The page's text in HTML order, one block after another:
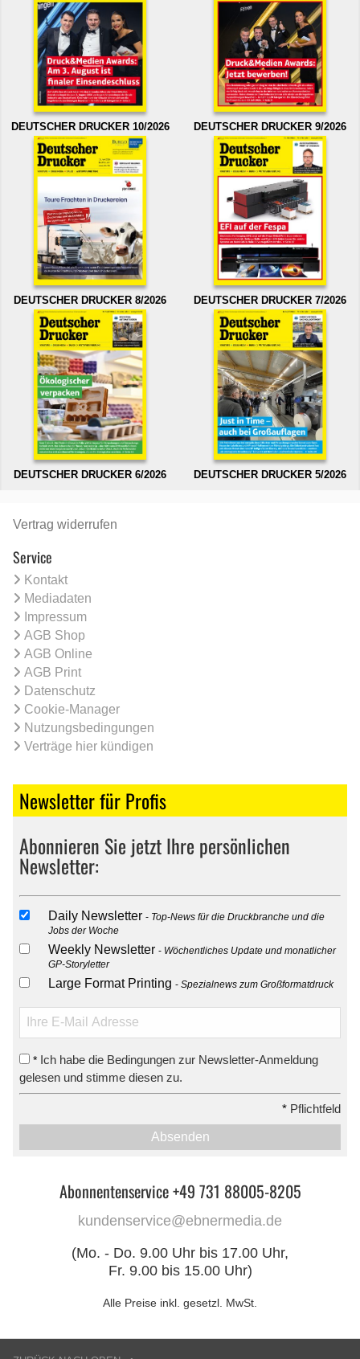
DEUTSCHER DRUCKER 10/2026 DEUTSCHER DRUCKER 9/2026
DEUTSCHER DRUCKER 8/2026 DEUTSCHER DRUCKER 7/2026
DEUTSCHER DRUCKER 6/2026 DEUTSCHER DRUCKER 5/2026
Vertrag widerrufen
Service
Kontakt
Mediadaten
Impressum
AGB Shop
AGB Online
AGB Print
Datenschutz
Cookie-Manager
Nutzungsbedingungen
Verträge hier kündigen
Newsletter für Profis
Abonnieren Sie jetzt Ihre persönlichen
Newsletter:
Daily Newsletter
Top-News für die Druckbranche und die
Jobs der Woche
Weekly Newsletter
Wöchentliches Update und monatlicher
GP-Storyletter
Large Format Printing Spezialnews zum Großformatdruck
* Ich habe die Bedingungen zur Newsletter-Anmeldung
gelesen und stimme diesen zu.
* Pflichtfeld
Absenden
Abonnentenservice +49 731 88005-8205
kundenservice@ebnermedia.de
(Mo. - Do. 9.00 Uhr bis 17.00 Uhr,
Fr. 9.00 bis 15.00 Uhr)
Alle Preise inkl. gesetzl. MwSt.